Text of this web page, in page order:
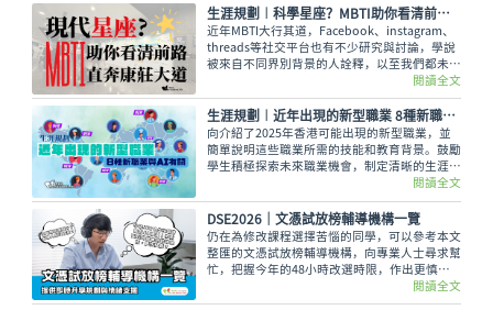
生涯規劃︱科學星座？MBTI助你看清前路 直奔康莊大道
近年MBTI大行其道，Facebook、instagram、
threads等社交平台也有不少研究與討論，學說
被來自不同界別背景的人詮釋，以至我們都未能
完整地看見如「算命大法」一樣神奇的MBTI原
貌為何，就讓我們由學說的來由、背景談至如何
應用吧！
閱讀全文
生涯規劃︱近年出現的新型職業 8種新職業與AI有關
向介紹了2025年香港可能出現的新型職業，並
簡單說明這些職業所需的技能和教育背景。鼓勵
學生積極探索未來職業機會，制定清晰的生涯規
閱讀全文
DSE2026｜文憑試放榜輔導機構一覽
仍在為修改課程選擇苦惱的同學，可以參考本文
整匯的文憑試放榜輔導機構，向專業人士尋求幫
忙，把握今年的48小時改選時限，作出更慎重
閱讀全文